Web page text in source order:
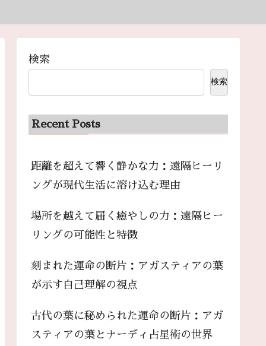
検索
検索
Recent Posts
距離を超えて響く静かな力：遠隔ヒーリ
ングが現代生活に溶け込む理由
場所を越えて届く癒やしの力：遠隔ヒー
リングの可能性と特徴
刻まれた運命の断片：アガスティアの葉
が示す自己理解の視点
古代の葉に秘められた運命の断片：アガ
スティアの葉とナーディ占星術の世界